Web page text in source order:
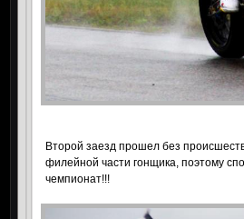
Второй заезд прошел без
филейной части гонщика, поэтому
чемпионат!!!